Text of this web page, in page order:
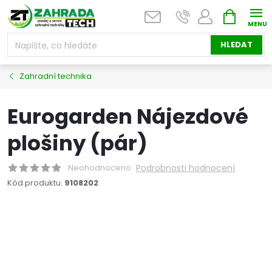
Přejít
na
obsah
HLEDAT
NÁKUPNÍ
KOŠÍK
Zahradní technika
Eurogarden Nájezdové
plošiny (pár)
Neohodnoceno Podrobnosti hodnocení
Kód produktu: 9108202